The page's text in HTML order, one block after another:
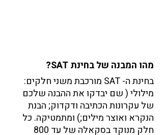
מהו המבנה של בחינת SAT?
בחינת ה- SAT מורכבת משני חלקים:
מילולי ( שם יבדקו את ההבנה שלכם
של עקרונות הכתיבה ודקדוק; הבנת
הנקרא ואוצר מילים;) ומתמטיקה. כל